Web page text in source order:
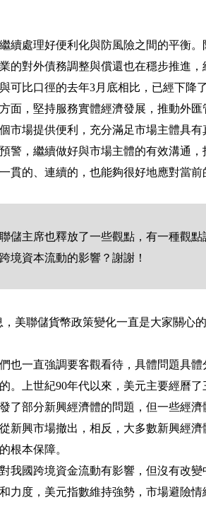
續處理好便利化與防風險之間的平衡
的對外債務調整與償還也在穩步推進
可比口徑的去年3月底相比，已經下降了
面，堅持服務實體經濟發展，推動外
市場提供便利，充分滿足市場主體具
警，繼續做好與市場主體的有效溝通
的、連續的，也能夠很好地應對當前
儲主席也釋放了一些觀點，有一種觀
境資本流動的影響？謝謝！
，美聯儲貨幣政策變化一直是大家關心
也一直強調要客觀看待，具體問題具
。上世紀90年代以來，美元主要經曆
了部分新興經濟體的問題，但一些經
新興市場撤出，相反，大多數新興經
根本保障。
我國跨境資金流動有影響，但沒有改
力度，美元指數維持強勢，市場避險